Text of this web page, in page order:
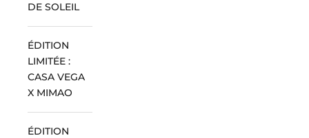
DE SOLEIL
ÉDITION
LIMITÉE :
CASA VEGA
X MIMAO
ÉDITION